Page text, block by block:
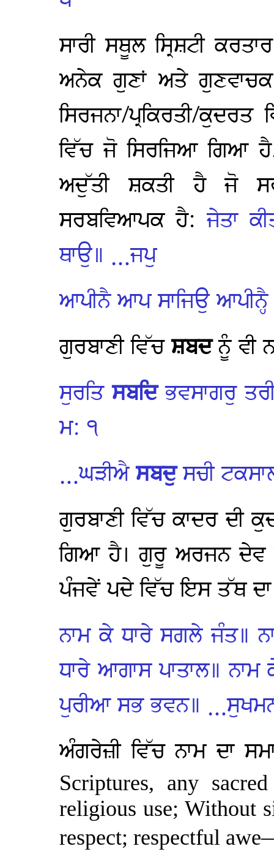
ਸਾਰੀ ਸਥੂਲ ਸ੍ਰਿਸ਼ਟੀ
ਅਨੇਕ ਗੁਣਾਂ ਅਤੇ ਗੁਣਵਾਚਕ
ਸਿਰਜਨਾ/ਪ੍ਰਕਿਰਤੀ/
ਵਿੱਚ ਜੋ ਸਿਰਜਿਆ ਗਿਆ
ਅਦੁੱਤੀ ਸ਼ਕਤੀ ਹੈ ਜੋ
ਸਰਬਵਿਆਪਕ ਹੈ: ਜੇਤਾ
ਥਾਉ॥ …ਜਪੁ
ਆਪੀਨੈ ਆਪ ਸਾਜਿਉ
ਗੁਰਬਾਣੀ ਵਿੱਚਸ਼ਬਦਨੂੰ ਵੀ
ਸੁਰਤਿਸਬਦਿਭਵਸਾਗਰੁ
ਮ: ੧
…ਘੜੀਐਸਬਦੁਸਚੀ
ਗੁਰਬਾਣੀ ਵਿੱਚ ਕਾਦਰ ਦੀ
ਗਿਆ ਹੈ। ਗੁਰੂ ਅਰਜਨ ਦੇਵ
ਪੰਜਵੇਂ ਪਦੇ ਵਿੱਚ ਇਸ ਤੱਥ ਦਾ
ਨਾਮ ਕੇ ਧਾਰੇ ਸਗਲੇ ਜੰਤ॥
ਧਾਰੇ ਆਗਾਸ ਪਾਤਾਲ॥
ਪੁਰੀਆ ਸਭ ਭਵਨ॥
ਅੰਗਰੇਜ਼ੀ ਵਿੱਚ ਨਾਮ ਦਾ
Scriptures, any
religious use; Without
respect; respectful